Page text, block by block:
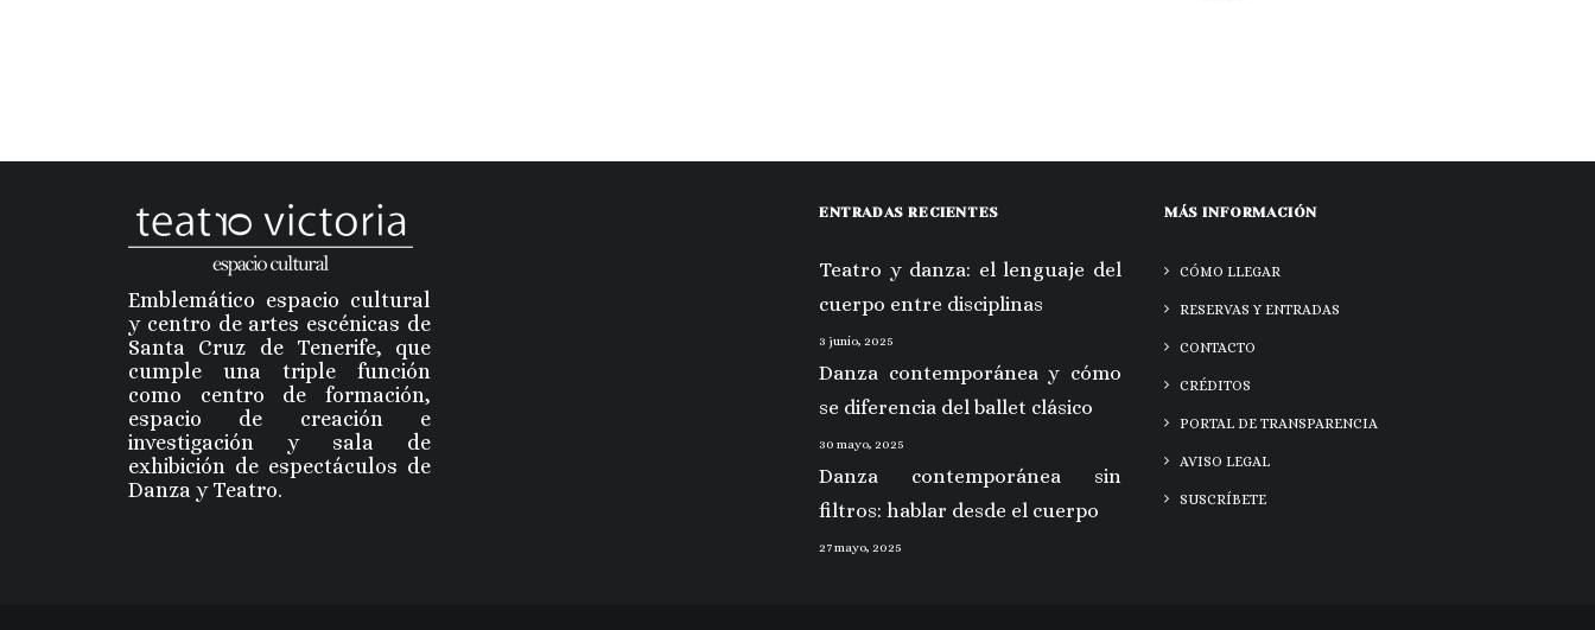
Emblemático espacio cultural
y centro de artes escénicas de
Santa Cruz de Tenerife, que
cumple una triple función
como centro de formación,
espacio de creación e
investigación y sala de
exhibición de espectáculos de
Danza y Teatro.
ENTRADAS RECIENTES
Teatro y danza: el lenguaje del
cuerpo entre disciplinas
3 junio, 2025
Danza contemporánea y cómo
se diferencia del ballet clásico
30 mayo, 2025
Danza contemporánea sin
filtros: hablar desde el cuerpo
27 mayo, 2025
MÁS INFORMACIÓN
CÓMO LLEGAR
RESERVAS Y ENTRADAS
CONTACTO
CRÉDITOS
PORTAL DE TRANSPARENCIA
AVISO LEGAL
SUSCRÍBETE